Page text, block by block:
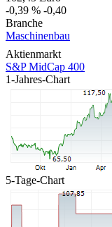
-0,39 % -0,40
Branche
Maschinenbau
Aktienmarkt
S&P MidCap 400
1-Jahres-Chart
5-Tage-Chart